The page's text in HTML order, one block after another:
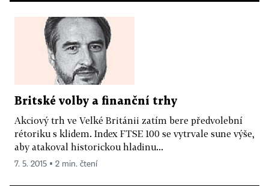
Britské volby a finanční trhy
Akciový trh ve Velké Británii zatím bere předvolební
rétoriku s klidem. Index FTSE 100 se vytrvale sune výše,
aby atakoval historickou hladinu...
7. 5. 2015 ▪ 2 min. čtení